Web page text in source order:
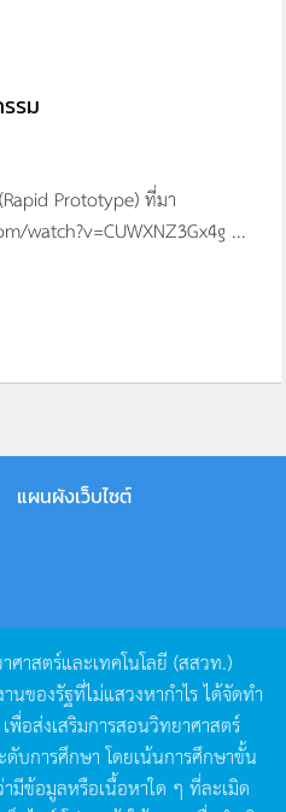
รม
Prototype) ที่มา
watch?v=CUWXNZ3Gx4g ...
แผนผังเว็บไซต์
าสตร์และเทคโนโลยี (สสวท.)
นของรัฐที่ไม่แสวงหากำไรได้จัดทำ
เพื่อส่งเสริมการสอนวิทยาศาสตร์
ดับการศึกษา โดยเน้นการศึกษาขั้น
มีข้อมูลหรือเนื้อหาใด ๆ ที่ละเมิด